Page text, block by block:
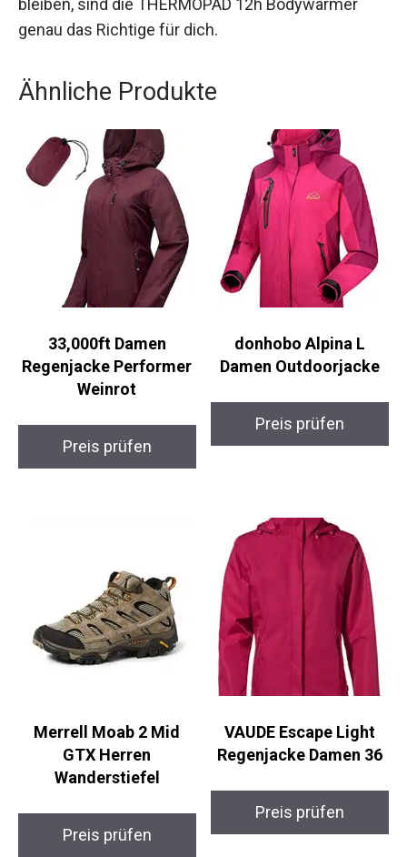
bleiben, sind die THERMOPAD 12h Bodywärmer
genau das Richtige für dich.
Ähnliche Produkte
33,000ft Damen
Regenjacke Performer
Weinrot
Preis prüfen
donhobo Alpina L
Damen Outdoorjacke
Preis prüfen
Merrell Moab 2 Mid
GTX Herren
Wanderstiefel
Preis prüfen
VAUDE Escape Light
Regenjacke Damen 36
Preis prüfen